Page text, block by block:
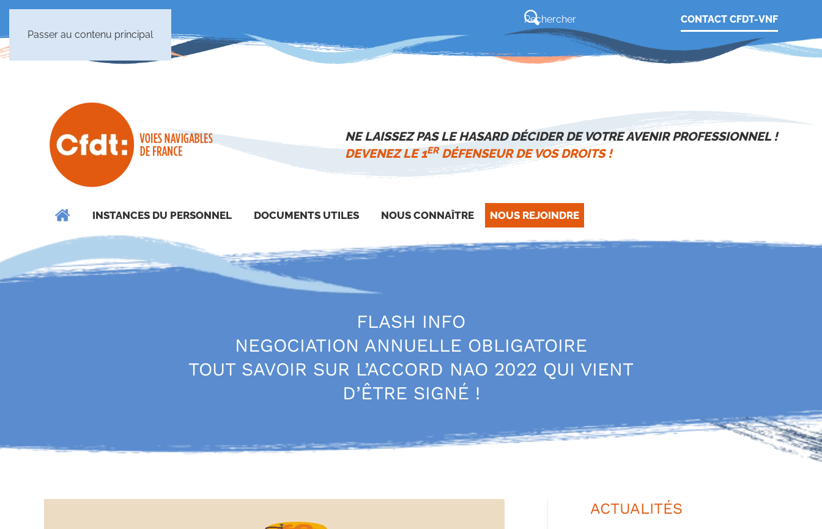
Passer au contenu principal
CONTACT CFDT-VNF
NE LAISSEZ PAS LE HASARD DÉCIDER DE VOTRE AVENIR PROFESSIONNEL !
DEVENEZ LE 1ERDÉFENSEUR DE VOS DROITS !
INSTANCES DU PERSONNEL DOCUMENTS UTILES NOUS CONNAÎTRE NOUS REJOINDRE
FLASH INFO
NEGOCIATION ANNUELLE OBLIGATOIRE
TOUT SAVOIR SUR L’ACCORD NAO 2022 QUI VIENT
D’ÊTRE SIGNÉ !
ACTUALITÉS